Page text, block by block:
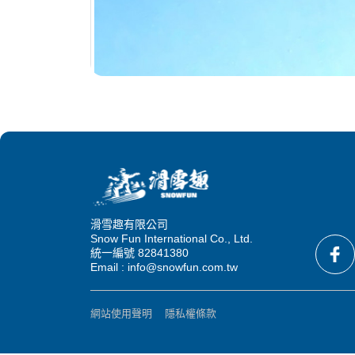
滑雪趣有限公司
Snow Fun International Co., Ltd.
統一編號 82841380
Email : info@snowfun.com.tw
網站使用聲明 隱私權條款